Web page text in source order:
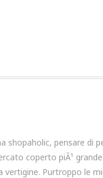
shopaholic, pensare
coperto piÃ¹
vertigine. Purtroppo le